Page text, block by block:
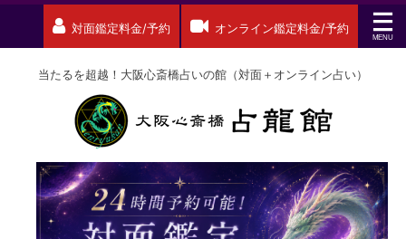
対面鑑定料金/予約 オンライン鑑定料金/予約
当たるを超越！大阪心斎橋占いの館（対面＋オンライン占い）